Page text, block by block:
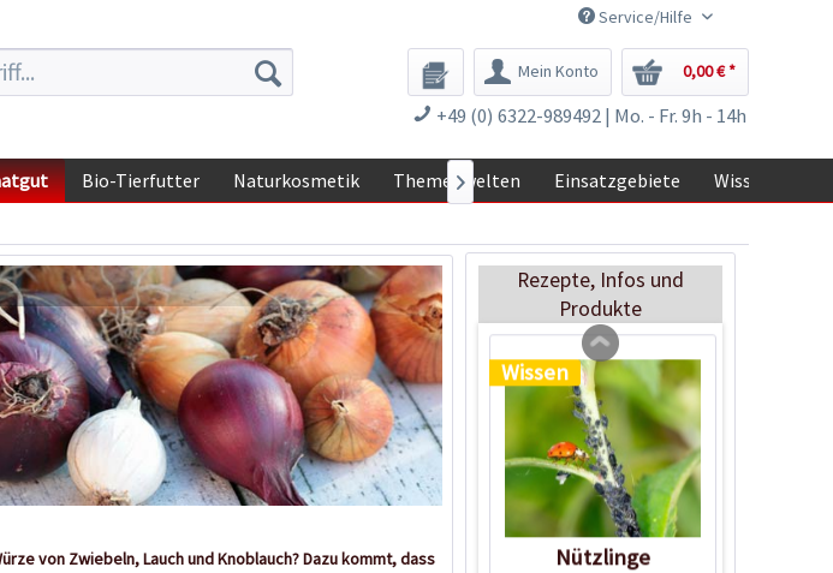
Service/Hilfe
Mein Konto 0,00 € *
+49 (0) 6322-989492 | Mo. - Fr. 9h - 14h
Bio-Tierfutter Naturkosmetik Themenwelten Einsatzgebiete Wissen

von Zwiebeln, Lauch und Knoblauch? Dazu kommt, dass
Rezepte, Infos und
Produkte
4,99 € *
Jetzt bestellen
Wissen
Nützlinge